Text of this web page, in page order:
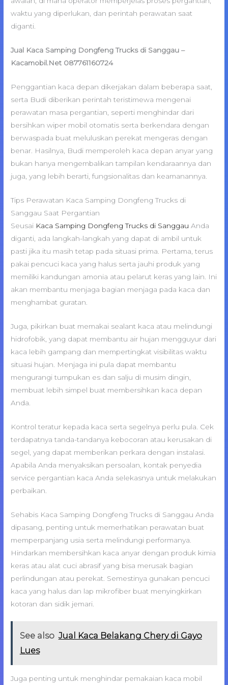
waktu yang diperlukan, dan perintah perawatan saat
diganti.
Jual Kaca Samping Dongfeng Trucks di Sanggau –
Kacamobil.Net 087761160724
Penggantian kaca depan dikerjakan dalam beberapa saat,
serta Budi diberikan perintah teristimewa mengenai
perawatan masa pergantian, seperti menghindar dari
bersihkan wiper mobil otomatis serta berkendara dengan
berwaspada buat meluluskan perekat mengeras dengan
benar. Hasilnya, Budi memperoleh kaca depan anyar yang
bukan hanya mengembalikan tampilan kendaraannya dan
juga, yang lebih berarti, fungsionalitas dan keamanannya.
Tips Perawatan Kaca Samping Dongfeng Trucks di
Sanggau Saat Pergantian
Seusai Kaca Samping Dongfeng Trucks di Sanggau Anda
diganti, ada langkah-langkah yang dapat di ambil untuk
pasti jika itu masih tetap pada situasi prima. Pertama, terus
pakai pencuci kaca yang halus serta jauhi produk yang
memiliki kandungan amonia atau pelarut keras yang lain. Ini
akan membantu menjaga bagian menjaga pada kaca dan
menghambat guratan.
Juga, pikirkan buat memakai sealant kaca atau melindungi
hidrofobik, yang dapat membantu air hujan mengguyur dari
kaca lebih gampang dan mempertingkat visibilitas waktu
situasi hujan. Menjaga ini pula dapat membantu
mengurangi tumpukan es dan salju di musim dingin,
membuat lebih simpel buat membersihkan kaca depan
Anda.
Kontrol teratur kepada kaca serta segelnya perlu pula. Cek
terdapatnya tanda-tandanya kebocoran atau kerusakan di
segel, yang dapat memberikan perkara dengan instalasi.
Apabila Anda menyaksikan persoalan, kontak penyedia
service pergantian kaca Anda selekasnya untuk melakukan
perbaikan.
Sehabis Kaca Samping Dongfeng Trucks di Sanggau Anda
dipasang, penting untuk memerhatikan perawatan buat
memperpanjang usia serta melindungi performanya.
Hindarkan membersihkan kaca anyar dengan produk kimia
keras atau alat cuci abrasif yang bisa merusak bagian
perlindungan atau perekat. Semestinya gunakan pencuci
kaca yang halus dan lap mikrofiber buat menyingkirkan
kotoran dan sidik jemari.
See also Jual Kaca Belakang Chery di Gayo
Lues
Juga penting untuk menghindar pemakaian kaca mobil